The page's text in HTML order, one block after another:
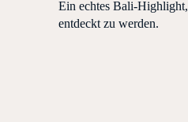
Ein echtes Bali-
entdeckt zu werden.